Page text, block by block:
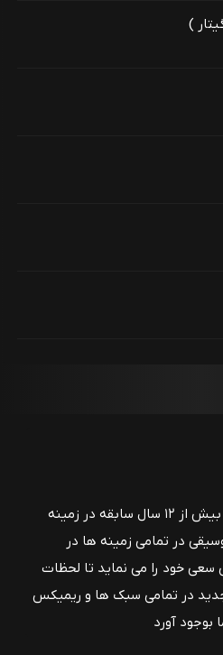
)
سایت و گروه میفا موزیک با بیش از ۱۲ سال سابقه در زمینه
در تمامی زمینه ها در
خود را می نماید تا لحظات
در تمامی سبک ها و ریمیکس
آورد